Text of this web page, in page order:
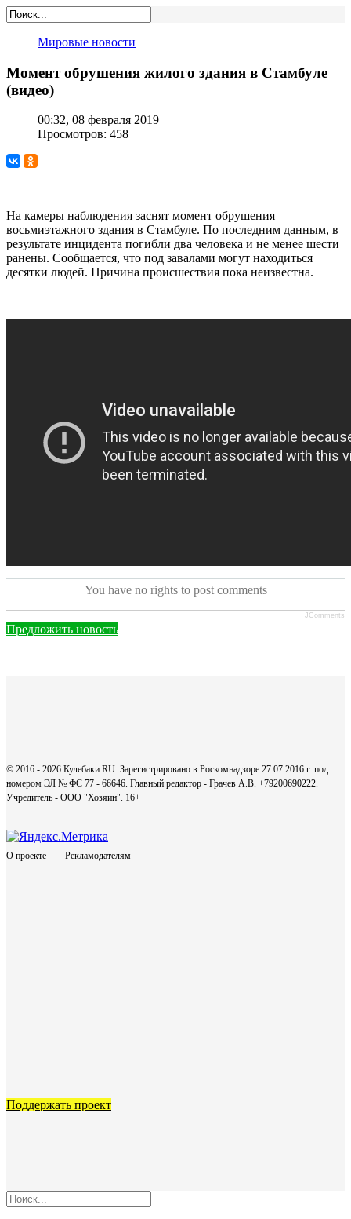
Мировые новости
Момент обрушения жилого здания в Стамбуле
(видео)
00:32, 08 февраля 2019
Просмотров: 458
На камеры наблюдения заснят момент обрушения
восьмиэтажного здания в Стамбуле. По последним данным, в
результате инцидента погибли два человека и не менее шести
ранены. Сообщается, что под завалами могут находиться
десятки людей. Причина происшествия пока неизвестна.
You have no rights to post comments
JComments
Предложить новость
© 2016 - 2026 Кулебаки.RU. Зарегистрировано в Роскомнадзоре 27.07.2016 г. под
номером ЭЛ № ФС 77 - 66646. Главный редактор - Грачев А.В. +79200690222.
Учредитель - ООО "Хозяин". 16+
О проекте Рекламодателям
Поддержать проект